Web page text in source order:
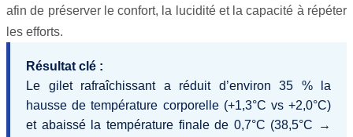
afin de préserver le confort, la lucidité et la capacité à répéter
les efforts.
Résultat clé :
Le gilet rafraîchissant a réduit d’environ 35 % la
hausse de température corporelle (+1,3°C vs +2,0°C)
et abaissé la température finale de 0,7°C (38,5°C →